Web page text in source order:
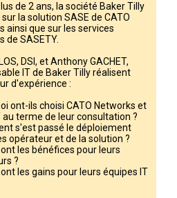
de 2 ans, la société Baker Tilly
la solution SASE de CATO
ainsi que sur les services
de SASETY.
DSI, et Anthony GACHET,
IT de Baker Tilly réalisent
d'expérience :
ont-ils choisi CATO Networks et
au terme de leur consultation ?
s'est passé le déploiement
opérateur et de la solution ?
les bénéfices pour leurs
?
les gains pour leurs équipes IT